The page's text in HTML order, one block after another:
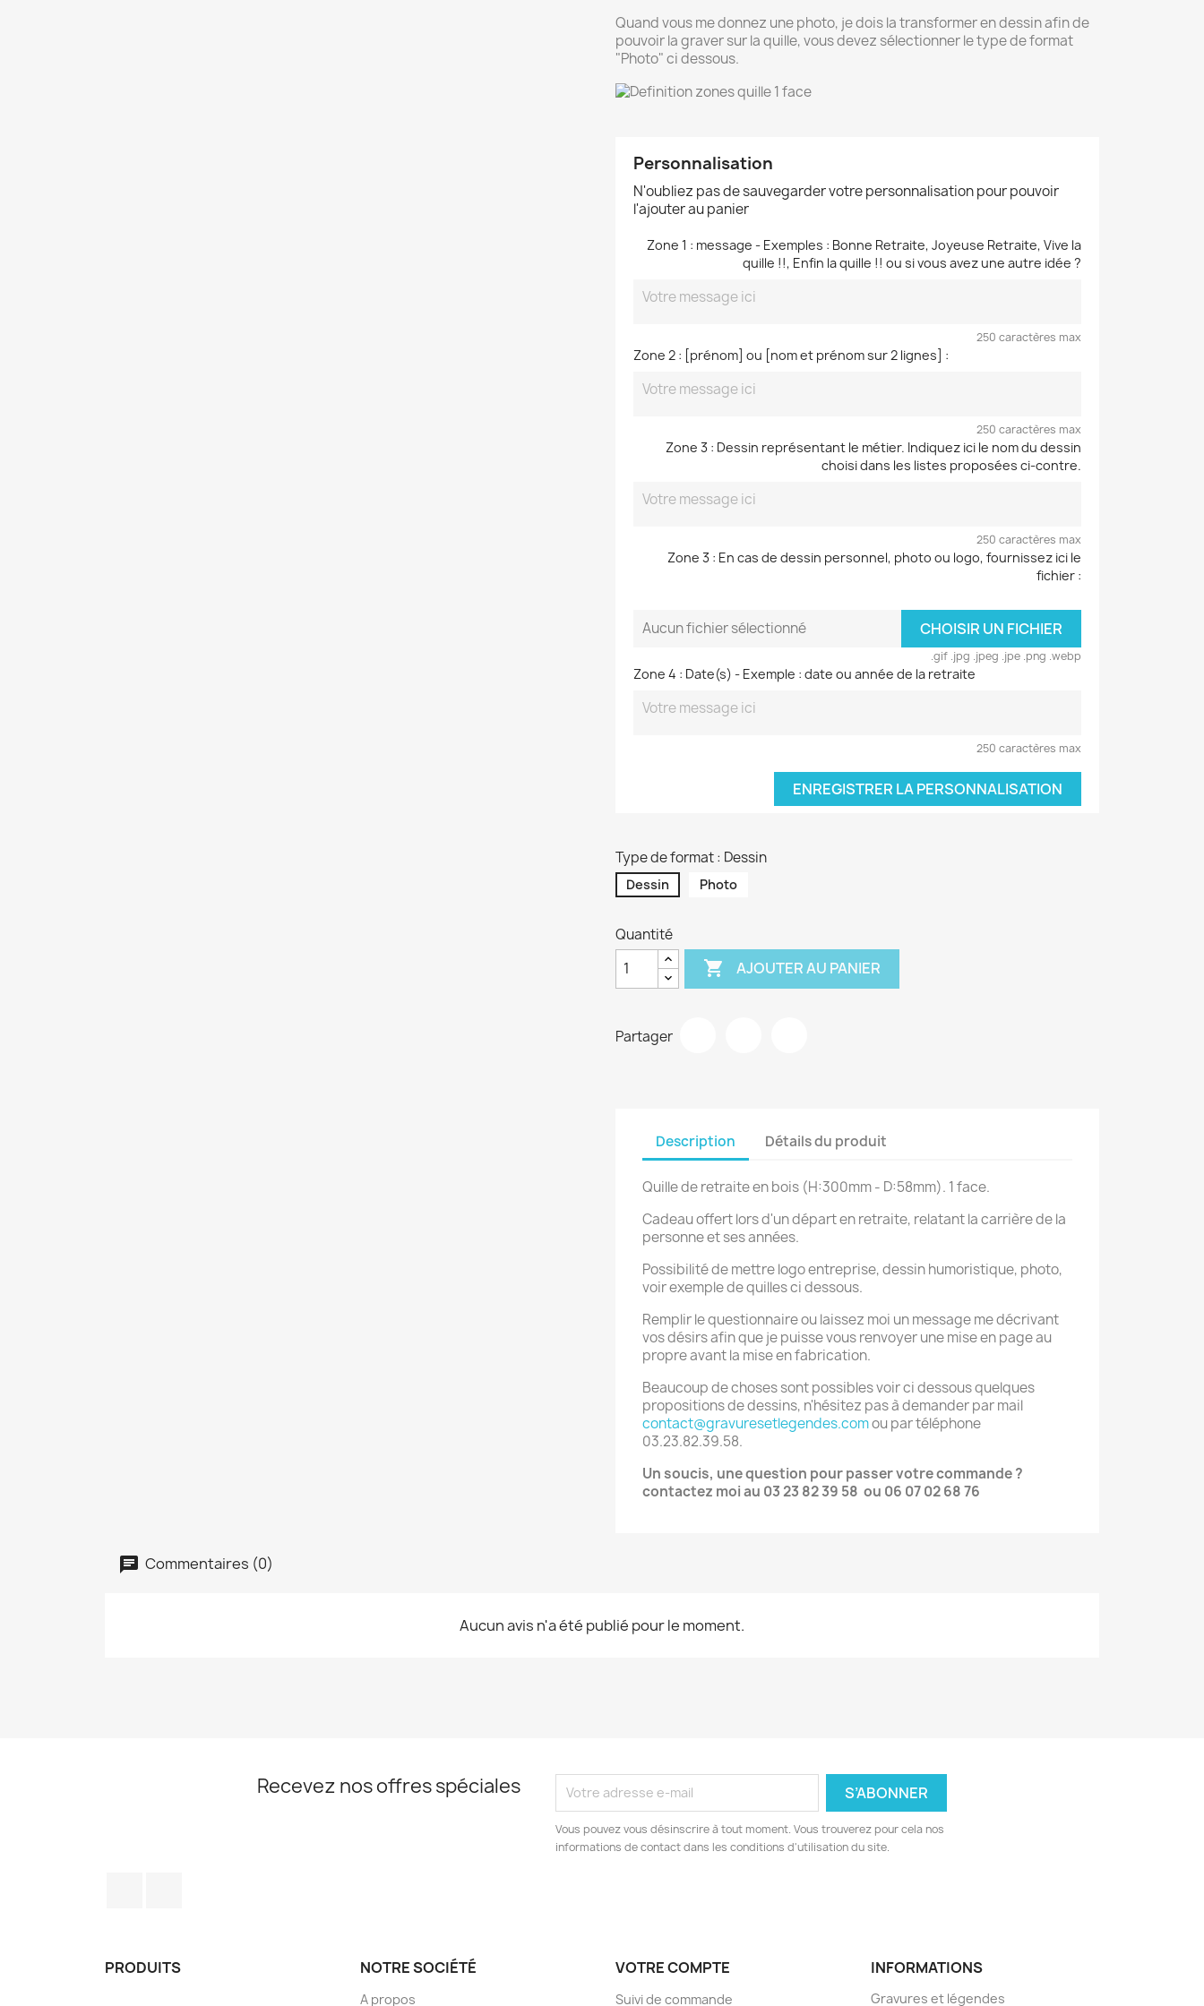
Quand vous me donnez une photo, je dois la transformer en dessin afin de
pouvoir la graver sur la quille, vous devez sélectionner le type de format
"Photo" ci dessous.
Personnalisation
N'oubliez pas de sauvegarder votre personnalisation pour pouvoir
l'ajouter au panier
Zone 1 : message - Exemples : Bonne Retraite, Joyeuse Retraite, Vive la
quille !!, Enfin la quille !! ou si vous avez une autre idée ?
250 caractères max
Zone 2 : [prénom] ou [nom et prénom sur 2 lignes] :
250 caractères max
Zone 3 : Dessin représentant le métier. Indiquez ici le nom du dessin
choisi dans les listes proposées ci-contre.
250 caractères max
Zone 3 : En cas de dessin personnel, photo ou logo, fournissez ici le
fichier :
Aucun fichier sélectionné CHOISIR UN FICHIER
.gif .jpg .jpeg .jpe .png .webp
Zone 4 : Date(s) - Exemple : date ou année de la retraite
250 caractères max
ENREGISTRER LA PERSONNALISATION
Type de format : Dessin
Dessin Photo
Quantité
 AJOUTER AU PANIER
Partager
Description Détails du produit
Quille de retraite en bois (H:300mm - D:58mm). 1 face.
Cadeau offert lors d'un départ en retraite, relatant la carrière de la
personne et ses années.
Possibilité de mettre logo entreprise, dessin humoristique, photo,
voir exemple de quilles ci dessous.
Remplir le questionnaire ou laissez moi un message me décrivant
vos désirs afin que je puisse vous renvoyer une mise en page au
propre avant la mise en fabrication.
Beaucoup de choses sont possibles voir ci dessous quelques
propositions de dessins, n'hésitez pas à demander par mail
contact@gravuresetlegendes.comou par téléphone
03.23.82.39.58.
Un soucis, une question pour passer votre commande ?
contactez moi au 03 23 82 39 58 ou 06 07 02 68 76
Commentaires (0)
Aucun avis n'a été publié pour le moment.
Recevez nos offres spéciales
Vous pouvez vous désinscrire à tout moment. Vous trouverez pour cela nos
informations de contact dans les conditions d'utilisation du site.
PRODUITS NOTRE SOCIÉTÉ
A propos
VOTRE COMPTE
Suivi de commande
INFORMATIONS
Gravures et légendes